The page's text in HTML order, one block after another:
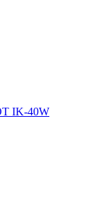
IK-40W